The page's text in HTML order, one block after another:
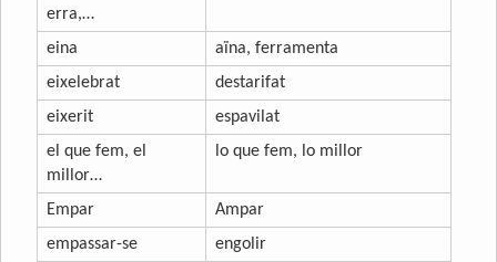
erra,…
eina
aïna, ferramenta
eixelebrat
destarifat
eixerit
espavilat
el que fem, el
millor…
lo que fem, lo millor
Empar
Ampar
empassar-se
engolir